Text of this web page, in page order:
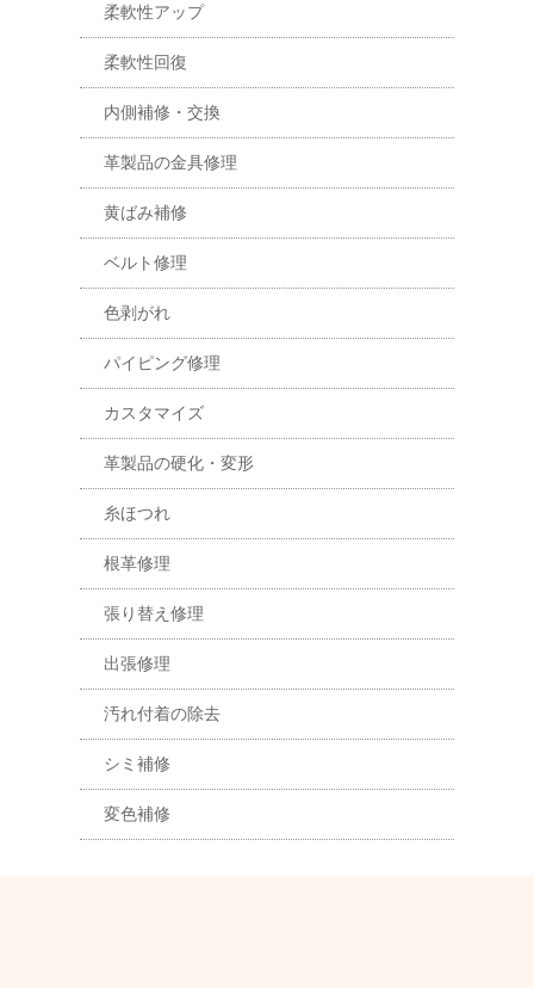
柔軟性アップ
柔軟性回復
内側補修・交換
革製品の金具修理
黄ばみ補修
ベルト修理
色剥がれ
パイピング修理
カスタマイズ
革製品の硬化・変形
糸ほつれ
根革修理
張り替え修理
出張修理
汚れ付着の除去
シミ補修
変色補修